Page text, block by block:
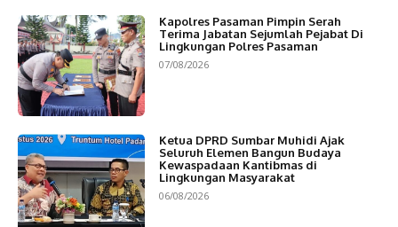
Kapolres Pasaman Pimpin Serah
Terima Jabatan Sejumlah Pejabat Di
Lingkungan Polres Pasaman
07/08/2026
Ketua DPRD Sumbar Muhidi Ajak
Seluruh Elemen Bangun Budaya
Kewaspadaan Kantibmas di
Lingkungan Masyarakat
06/08/2026